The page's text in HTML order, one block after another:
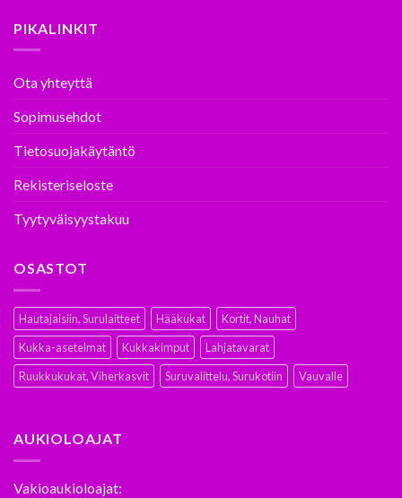
PIKALINKIT
Ota yhteyttä
Sopimusehdot
Tietosuojakäytäntö
Rekisteriseloste
Tyytyväisyystakuu
OSASTOT
Hautajaisiin, Surulaitteet Hääkukat
Kortit, Nauhat
Kukka-asetelmat
Kukkakimput
Lahjatavarat
Ruukkukukat, Viherkasvit
Suruvalittelu, Surukotiin Vauvalle
AUKIOLOAJAT
Vakioaukioloajat: